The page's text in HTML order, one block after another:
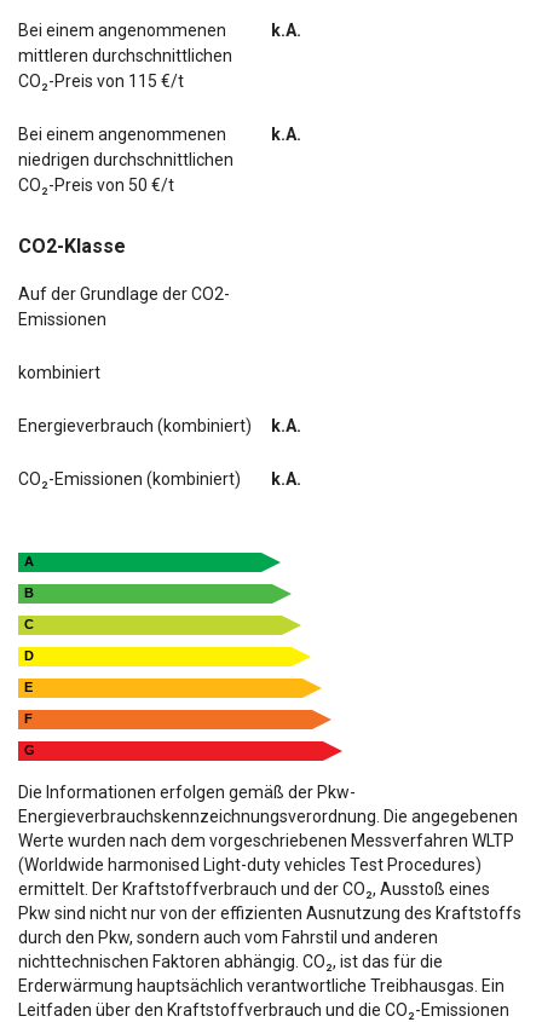
Bei einem angenommenen
mittleren durchschnittlichen
CO₂-Preis von 115 €/t
k.A.
Bei einem angenommenen
niedrigen durchschnittlichen
CO₂-Preis von 50 €/t
k.A.
CO2-Klasse
Auf der Grundlage der CO2-
Emissionen
kombiniert
Energieverbrauch (kombiniert) k.A.
CO₂-Emissionen (kombiniert) k.A.
A
B
C
D
E
F
G
Die Informationen erfolgen gemäß der Pkw-
Energieverbrauchskennzeichnungsverordnung. Die angegebenen
Werte wurden nach dem vorgeschriebenen Messverfahren WLTP
(Worldwide harmonised Light-duty vehicles Test Procedures)
ermittelt. Der Kraftstoffverbrauch und der CO₂, Ausstoß eines
Pkw sind nicht nur von der effizienten Ausnutzung des Kraftstoffs
durch den Pkw, sondern auch vom Fahrstil und anderen
nichttechnischen Faktoren abhängig. CO₂, ist das für die
Erderwärmung hauptsächlich verantwortliche Treibhausgas. Ein
Leitfaden über den Kraftstoffverbrauch und die CO₂-Emissionen